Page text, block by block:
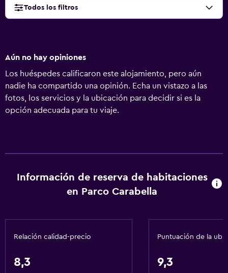
Todos los filtros
Aún no hay opiniones
Los huéspedes calificaron este alojamiento, pero aún
nadie ha compartido una opinión. Echa un vistazo a las
fotos, los servicios y la ubicación para decidir si es la
opción adecuada para tu viaje.
Información de reserva de habitaciones
en Parco Carabella
Relación calidad-precio
8,3
Puntuación de la
9,3